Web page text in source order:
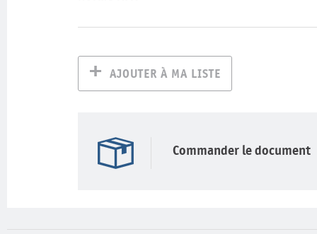
AJOUTER À MA LISTE
Commander le document